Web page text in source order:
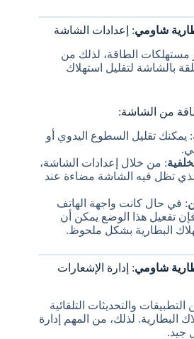
شاومي: إعدادات الشاشة
مستهلكات الطاقة، لذلك من
بالشاشة لتقليل استهلاك
من الشاشة:
: يمكنك تقليل السطوع اليدوي أو
: من خلال إعدادات الشاشة،
تظل فيه الشاشة مضاءة عند
: في حال كانت واجهة الهاتف
تفعيل هذا الوضع يمكن أن
البطارية بشكل ملحوظ.
شاومي: إدارة الإشعارات
والتحديثات التلقائية
البطارية. لذلك، من المهم إدارة
جيد.